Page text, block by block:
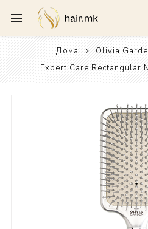
Дома
Olivia
Expert Care Rectangular